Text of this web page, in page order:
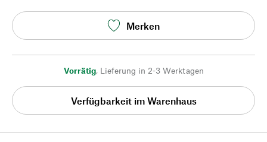
Merken
Vorrätig, Lieferung in 2-3 Werktagen
Verfügbarkeit im Warenhaus